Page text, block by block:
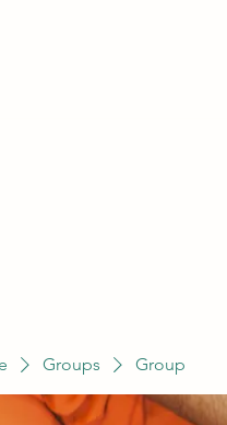
Groups Group